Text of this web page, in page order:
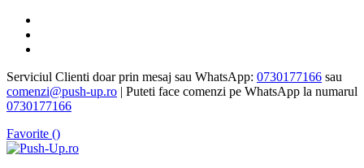
Serviciul Clienti doar prin mesaj sau WhatsApp: 0730177166 sau
comenzi@push-up.ro | Puteti face comenzi pe WhatsApp la numarul
0730177166
Favorite ()